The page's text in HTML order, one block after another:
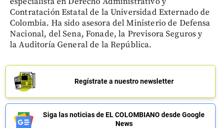
Contratación Estatal de la Universidad Externado de
Colombia. Ha sido asesora del Ministerio de Defensa
Nacional, del Sena, Fonade, la Previsora Seguros y
la Auditoría General de la República.
Regístrate a nuestro newsletter
Siga las noticias de EL COLOMBIANO desde Google
News